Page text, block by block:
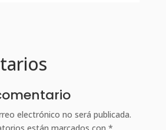
electrónico no será publicada.